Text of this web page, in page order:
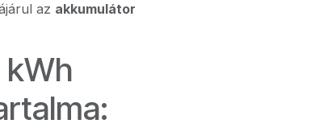
az akkumulátor
kWh